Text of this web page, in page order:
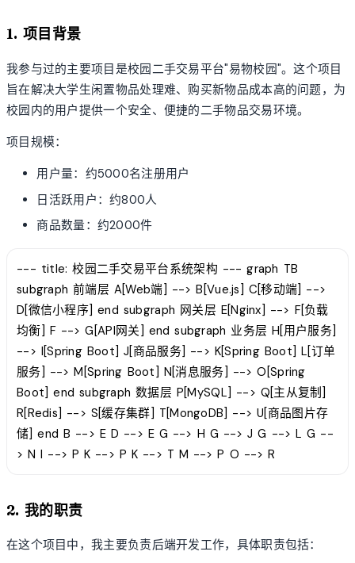
1. 项目背景
我参与过的主要项目是校园二手交易平台"易物校园"。这个项目
旨在解决大学生闲置物品处理难、购买新物品成本高的问题，为
校园内的用户提供一个安全、便捷的二手物品交易环境。
项目规模：
用户量：约5000名注册用户
日活跃用户：约800人
商品数量：约2000件
--- title: 校园二手交易平台系统架构 --- graph TB
subgraph 前端层 A[Web端] --> B[Vue.js] C[移动端] -->
D[微信小程序] end subgraph 网关层 E[Nginx] --> F[负载
均衡] F --> G[API网关] end subgraph 业务层 H[用户服务]
--> I[Spring Boot] J[商品服务] --> K[Spring Boot] L[订单
服务] --> M[Spring Boot] N[消息服务] --> O[Spring
Boot] end subgraph 数据层 P[MySQL] --> Q[主从复制]
R[Redis] --> S[缓存集群] T[MongoDB] --> U[商品图片存
储] end B --> E D --> E G --> H G --> J G --> L G --
> N I --> P K --> P K --> T M --> P O --> R
2. 我的职责
在这个项目中，我主要负责后端开发工作，具体职责包括：